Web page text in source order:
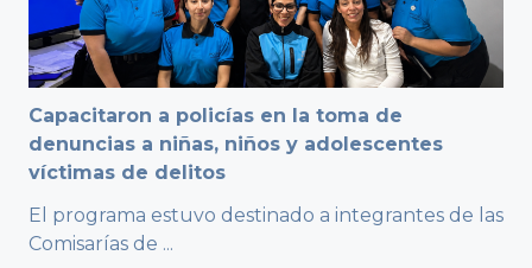
Capacitaron a policías en la toma de
denuncias a niñas, niños y adolescentes
víctimas de delitos
El programa estuvo destinado a integrantes de las
Comisarías de ...